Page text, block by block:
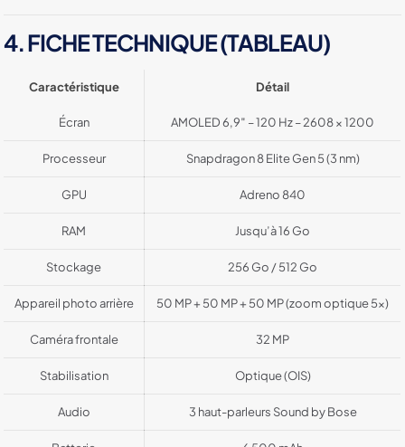
4. FICHE TECHNIQUE (TABLEAU)
Caractéristique Détail
Écran AMOLED 6,9″ – 120 Hz – 2608 × 1200
Processeur Snapdragon 8 Elite Gen 5 (3 nm)
GPU Adreno 840
RAM Jusqu’à 16 Go
Stockage 256 Go / 512 Go
Appareil photo arrière 50 MP + 50 MP + 50 MP (zoom optique 5x)
Caméra frontale 32 MP
Stabilisation Optique (OIS)
Audio 3 haut-parleurs Sound by Bose